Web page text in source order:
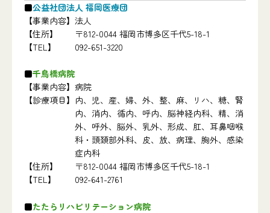
公益社団法人 福岡医療団
【事業内容】 法人
【住所】
〒812-0044 福岡市博多区千代5-18-1
【TEL】
092-651-3220
千鳥橋病院
【事業内容】 病院
【診療項目】 内、児、産、婦、外、整、麻、リハ、糖、腎
内、消内、循内、呼内、脳神経内科、精、消
外、呼外、脳外、乳外、形成、肛、耳鼻咽喉
科・頭頚部外科、皮、放、病理、胸外、感染
症内科
【住所】
〒812-0044 福岡市博多区千代5-18-1
【TEL】
092-641-2761
たたらリハビリテーション病院